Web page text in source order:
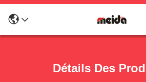
Détails Des